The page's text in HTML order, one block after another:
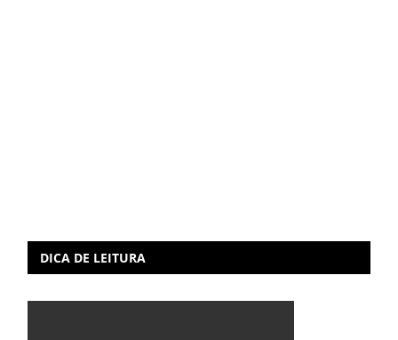
DICA DE LEITURA